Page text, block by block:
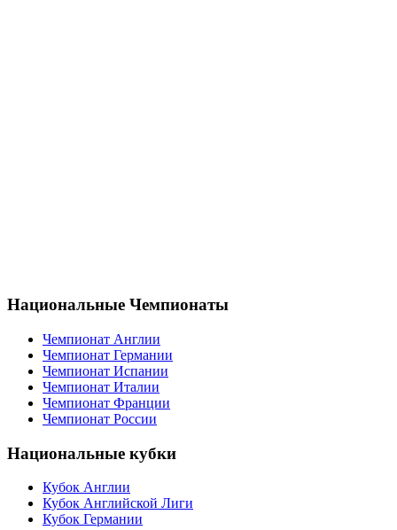
Национальные Чемпионаты
Чемпионат Англии
Чемпионат Германии
Чемпионат Испании
Чемпионат Италии
Чемпионат Франции
Чемпионат России
Национальные кубки
Кубок Англии
Кубок Английской Лиги
Кубок Германии